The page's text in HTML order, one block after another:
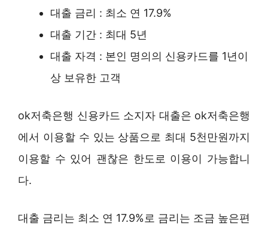
대출 금리 : 최소 연 17.9%
대출 기간 : 최대 5년
대출 자격 : 본인 명의의 신용카드를 1년이
상 보유한 고객
ok저축은행 신용카드 소지자 대출은 ok저축은행
에서 이용할 수 있는 상품으로 최대 5천만원까지
이용할 수 있어 괜찮은 한도로 이용이 가능합니
다.
대출 금리는 최소 연 17.9%로 금리는 조금 높은편